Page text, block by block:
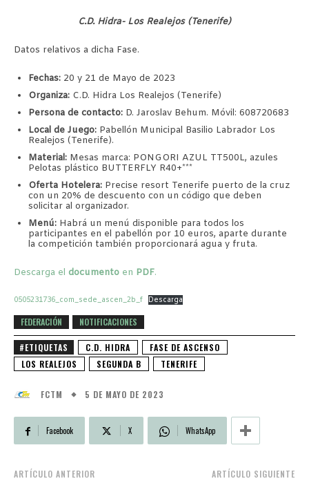
C.D. Hidra- Los Realejos (Tenerife)
Datos relativos a dicha Fase.
Fechas: 20 y 21 de Mayo de 2023
Organiza: C.D. Hidra Los Realejos (Tenerife)
Persona de contacto: D. Jaroslav Behum. Móvil: 608720683
Local de Juego: Pabellón Municipal Basilio Labrador Los
Realejos (Tenerife).
Material: Mesas marca: PONGORI AZUL TT500L, azules
Pelotas plástico BUTTERFLY R40+***
Oferta Hotelera: Precise resort Tenerife puerto de la cruz
con un 20% de descuento con un código que deben
solicitar al organizador.
Menú: Habrá un menú disponible para todos los
participantes en el pabellón por 10 euros, aparte durante
la competición también proporcionará agua y fruta.
Descarga el documento en PDF.
0505231736_com_sede_ascen_2b_f Descarga
FEDERACIÓN NOTIFICACIONES
#ETIQUETAS C.D. HIDRA
FASE DE ASCENSO
LOS REALEJOS
SEGUNDA B TENERIFE
FCTM 5 DE MAYO DE 2023
Facebook X WhatsApp
ARTÍCULO ANTERIOR ARTÍCULO SIGUIENTE